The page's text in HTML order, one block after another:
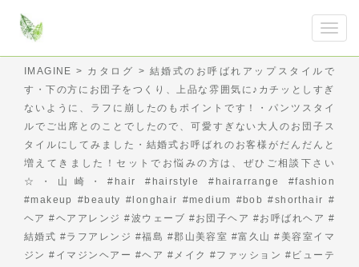
IMAGINE > カタログ > 結婚式のお呼ばれアップスタイルで
す︎・下の方にお団子をつくり、上品な雰囲気に♪カチッとしすぎ
ないように、ラフに崩したのもポイントです！・パンツスタイ
ルでご出席とのことでしたので、可愛すぎない大人のお団子ス
タイルにしてみました・結婚式お呼ばれのお客様がだんだんと
増えてきました！セットでお悩みの方は、ぜひご相談下さい
☆・山崎・#hair #hairstyle #hairarrange #fashion
#makeup #beauty #longhair #medium #bob #shorthair #
ヘア #ヘアアレンジ #波ウェーブ #お団子ヘア #お呼ばれヘア #
結婚式 #ラフアレンジ #福島 #郡山美容室 #富久山 #美容室イマ
ジン #イマジンヘアー #ヘア #メイク #ファッション #ビューテ